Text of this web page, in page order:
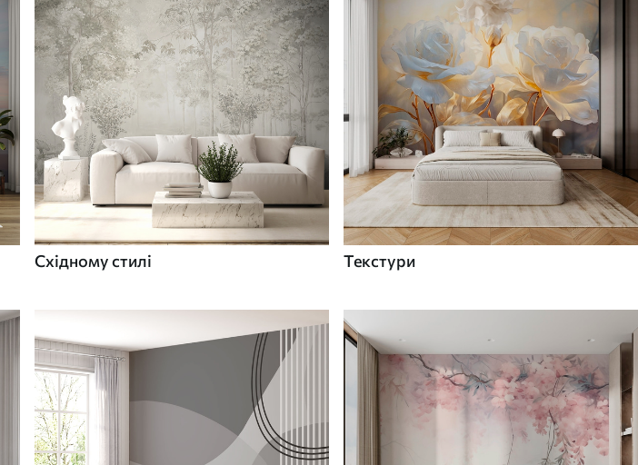
Східному стилі Текстури